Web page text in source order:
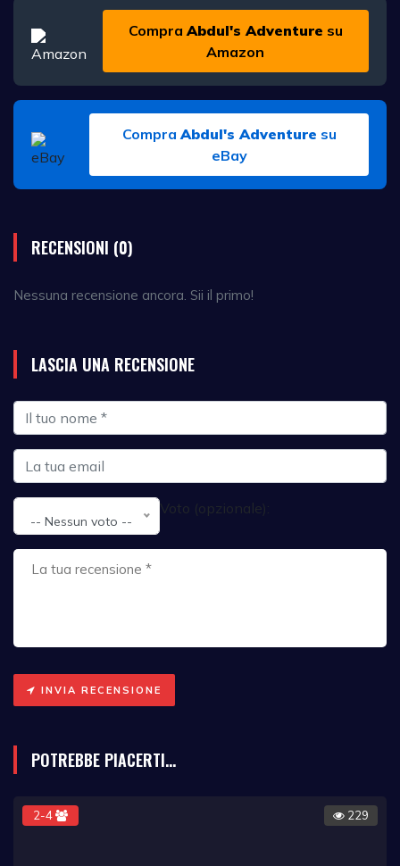
Compra Abdul's Adventure su
Amazon
Compra Abdul's Adventure su
eBay
RECENSIONI (0)
Nessuna recensione ancora. Sii il primo!
LASCIA UNA RECENSIONE
Voto (opzionale):
-- Nessun voto --
INVIA RECENSIONE
POTREBBE PIACERTI...
2-4 229